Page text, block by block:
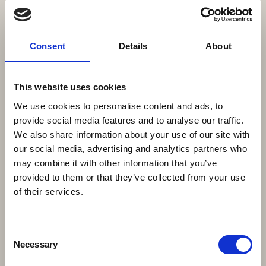
Consent Details About
This website uses cookies
We use cookies to personalise content and ads, to
provide social media features and to analyse our traffic.
We also share information about your use of our site with
our social media, advertising and analytics partners who
may combine it with other information that you’ve
provided to them or that they’ve collected from your use
of their services.
Selection
Necessary
klimakrisen?
lang tid i travl hverdag.
Tillidsvejen dansk Camino fra Klitmøller til
Det at gå er godt. De
16. februar 2026